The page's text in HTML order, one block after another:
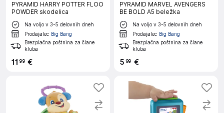
PYRAMID HARRY POTTER FLOO
POWDER skodelica
Na voljo v 3-5 delovnih dneh
Prodajalec Big Bang
Brezplačna poštnina za člane
kluba
11 99 €
PYRAMID MARVEL AVENGERS
BE BOLD A5 beležka
Na voljo v 3-5 delovnih dneh
Prodajalec Big Bang
Brezplačna poštnina za člane
kluba
5 99 €